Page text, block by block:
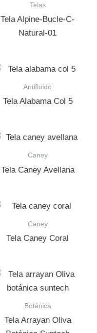
Telas
Tela Alpine-Bucle-C-
Natural-01
Antifluido
Tela Alabama Col 5
Caney
Tela Caney Avellana
Caney
Tela Caney Coral
Botánica
Tela Arrayan Oliva